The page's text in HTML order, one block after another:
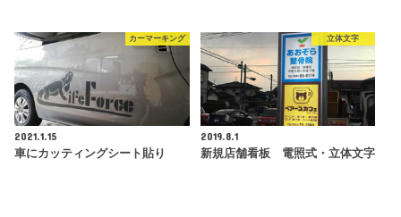
カーマーキング
2021.1.15
車にカッティングシート貼り
立体文字
2019.8.1
新規店舗看板 電照式・立体文字